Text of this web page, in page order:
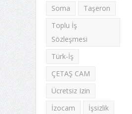
Soma
Taşeron
Toplu İş
Sözleşmesi
Türk-İş
ÇETAŞ CAM
Ücretsiz Izin
İzocam
İşsizlik